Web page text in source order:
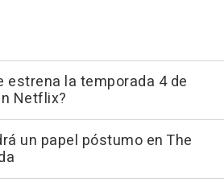
estrena la temporada 4 de
Netflix?
un papel póstumo en The